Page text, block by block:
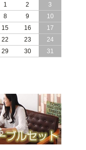
ね上げ式 （ リフ
開き ヘッドボー
式 リフトアップ
ボード 組立設置サ
1
2
3
8 9
10
15 16
17
22 23
24
29 30 31